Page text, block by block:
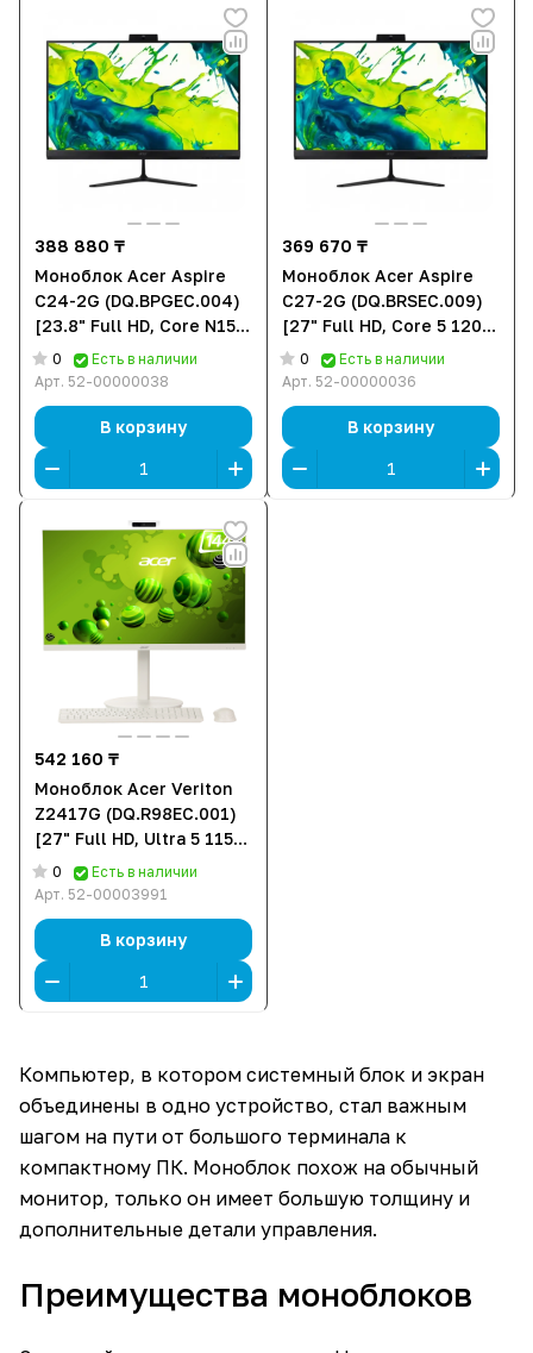
388 880 ₸
Моноблок Acer Aspire
C24-2G (DQ.BPGEC.004)
[23.8" Full HD, Core N150,
16 ГБ ОЗУ, 512 ГБ SSD,
DOS]
0
Есть в наличии
Арт. 52-00000038
В корзину
369 670 ₸
Моноблок Acer Aspire
C27-2G (DQ.BRSEC.009)
[27" Full HD, Core 5 120U,
8 ГБ ОЗУ, 512 ГБ SSD,
DOS]
0
Есть в наличии
Арт. 52-00000036
В корзину
542 160 ₸
Моноблок Acer Veriton
Z2417G (DQ.R98EC.001)
[27" Full HD, Ultra 5 115U,
16 ГБ ОЗУ, 512 ГБ SSD,
DOS]
0
Есть в наличии
Арт. 52-00003991
В корзину
Компьютер, в котором системный блок и экран
объединены в одно устройство, стал важным
шагом на пути от большого терминала к
компактному ПК. Моноблок похож на обычный
монитор, только он имеет большую толщину и
дополнительные детали управления.
Преимущества моноблоков